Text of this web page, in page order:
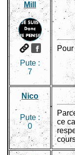
Mill
Pute :
7
Nico
Pute :
0
ce